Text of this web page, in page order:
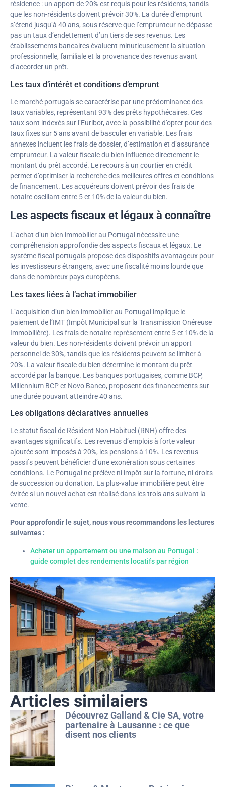
résidence : un apport de 20% est requis pour les résidents, tandis
que les non-résidents doivent prévoir 30%. La durée d’emprunt
s’étend jusqu’à 40 ans, sous réserve que l’emprunteur ne dépasse
pas un taux d’endettement d’un tiers de ses revenus. Les
établissements bancaires évaluent minutieusement la situation
professionnelle, familiale et la provenance des revenus avant
d’accorder un prêt.
Les taux d’intérêt et conditions d’emprunt
Le marché portugais se caractérise par une prédominance des
taux variables, représentant 93% des prêts hypothécaires. Ces
taux sont indexés sur l’Euribor, avec la possibilité d’opter pour des
taux fixes sur 5 ans avant de basculer en variable. Les frais
annexes incluent les frais de dossier, d’estimation et d’assurance
emprunteur. La valeur fiscale du bien influence directement le
montant du prêt accordé. Le recours à un courtier en crédit
permet d’optimiser la recherche des meilleures offres et conditions
de financement. Les acquéreurs doivent prévoir des frais de
notaire oscillant entre 5 et 10% de la valeur du bien.
Les aspects fiscaux et légaux à connaître
L’achat d’un bien immobilier au Portugal nécessite une
compréhension approfondie des aspects fiscaux et légaux. Le
système fiscal portugais propose des dispositifs avantageux pour
les investisseurs étrangers, avec une fiscalité moins lourde que
dans de nombreux pays européens.
Les taxes liées à l’achat immobilier
L’acquisition d’un bien immobilier au Portugal implique le
paiement de l’IMT (Impôt Municipal sur la Transmission Onéreuse
Immobilière). Les frais de notaire représentent entre 5 et 10% de la
valeur du bien. Les non-résidents doivent prévoir un apport
personnel de 30%, tandis que les résidents peuvent se limiter à
20%. La valeur fiscale du bien détermine le montant du prêt
accordé par la banque. Les banques portugaises, comme BCP,
Millennium BCP et Novo Banco, proposent des financements sur
une durée pouvant atteindre 40 ans.
Les obligations déclaratives annuelles
Le statut fiscal de Résident Non Habituel (RNH) offre des
avantages significatifs. Les revenus d’emplois à forte valeur
ajoutée sont imposés à 20%, les pensions à 10%. Les revenus
passifs peuvent bénéficier d’une exonération sous certaines
conditions. Le Portugal ne prélève ni impôt sur la fortune, ni droits
de succession ou donation. La plus-value immobilière peut être
évitée si un nouvel achat est réalisé dans les trois ans suivant la
vente.
Pour approfondir le sujet, nous vous recommandons les lectures
suivantes :
Acheter un appartement ou une maison au Portugal :
guide complet des rendements locatifs par région
Articles similaiers
Découvrez Galland & Cie SA, votre
partenaire à Lausanne : ce que
disent nos clients